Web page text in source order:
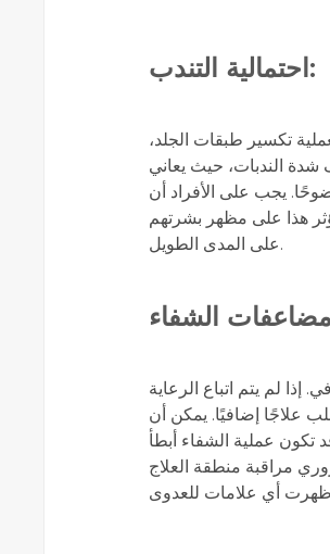
احتمالية التندب:
تكسير طبقات الجلد،
شدة الندبات، حيث يعاني
يجب على الأفراد أن
هذا على مظهر بشرتهم
على المدى الطويل.
لم يتم اتباع الرعاية
علاجًا إضافيًا. يمكن أن
تكون عملية الشفاء أبطأ
مراقبة منطقة العلاج